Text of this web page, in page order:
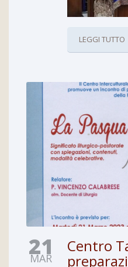
LEGGI TUTTO
21
MAR
Centro